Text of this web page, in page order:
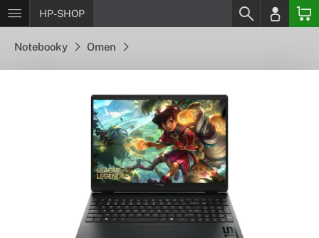
HP-SHOP
Notebooky Omen